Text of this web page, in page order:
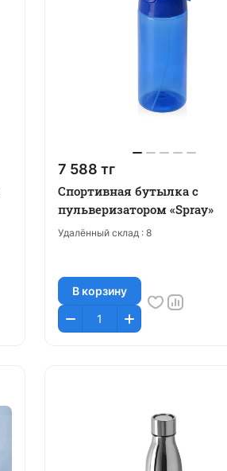
7 588 тг
Спортивная бутылка с
пульверизатором «Spray»
Удалённый склад : 8
В корзину